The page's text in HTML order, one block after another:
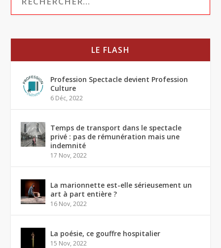
LE FLASH
Profession Spectacle devient Profession
Culture
6 Déc, 2022
Temps de transport dans le spectacle
privé : pas de rémunération mais une
indemnité
17 Nov, 2022
La marionnette est-elle sérieusement un
art à part entière ?
16 Nov, 2022
La poésie, ce gouffre hospitalier
15 Nov, 2022